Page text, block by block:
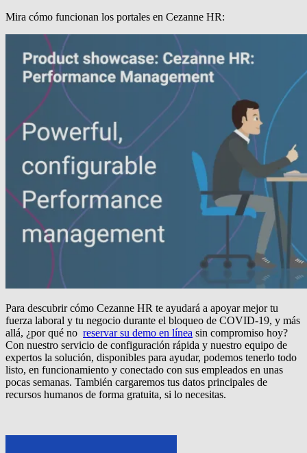
Mira cómo funcionan los portales en Cezanne HR:
Para descubrir cómo Cezanne HR te ayudará a apoyar mejor tu
fuerza laboral y tu negocio durante el bloqueo de COVID-19, y más
allá, ¿por qué no reservar su demo en línea sin compromiso hoy?
Con nuestro servicio de configuración rápida y nuestro equipo de
expertos la solución, disponibles para ayudar, podemos tenerlo todo
listo, en funcionamiento y conectado con sus empleados en unas
pocas semanas. También cargaremos tus datos principales de
recursos humanos de forma gratuita, si lo necesitas.